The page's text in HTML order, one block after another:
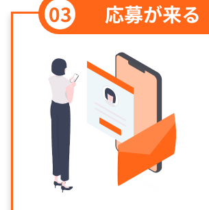
応募が来る